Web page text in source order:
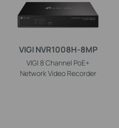
VIGI NVR1008H-8MP
VIGI 8 Channel PoE+
Network Video Recorder